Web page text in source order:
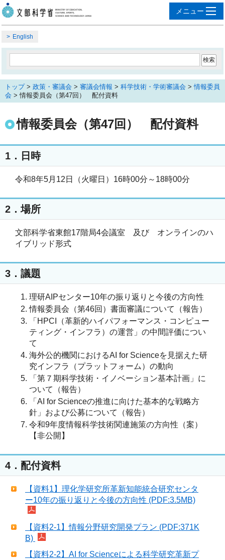
English
トップ> 政策・審議会 > 審議会情報 > 科学技術・学術審議会 >情報委員
会 > 情報委員会（第47回） 配付資料
情報委員会（第47回） 配付資料
1．日時
令和8年5月12日（火曜日）16時00分～18時00分
2．場所
文部科学省東館17階局4会議室 及び オンラインのハ
イブリッド形式
3．議題
理研AIPセンター10年の振り返りと今後の方向性
情報委員会（第46回）書面審議について（報告）
「HPCI（革新的ハイパフォーマンス・コンピュー
ティング・インフラ）の運営」の中間評価につい
て
海外公的機関におけるAI for Scienceを見据えた研
究インフラ（プラットフォーム）の動向
「第７期科学技術・イノベーション基本計画」に
ついて（報告）
「AI for Scienceの推進に向けた基本的な戦略方
針」および公募について（報告）
令和9年度情報科学技術関連施策の方向性（案）
【非公開】
4．配付資料
【資料1】理化学研究所革新知能統合研究センタ
ー10年の振り返りと今後の方向性 (PDF:3.5MB)
【資料2-1】情報分野研究開発プラン (PDF:371K
B)
【資料2-2】AI for Scienceによる科学研究革新プ